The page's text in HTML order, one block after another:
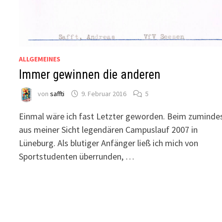
ALLGEMEINES
Immer gewinnen die anderen
vonsaffti 9. Februar 2016 5
Einmal wäre ich fast Letzter geworden. Beim
aus meiner Sicht legendären Campuslauf 2007 in
Lüneburg. Als blutiger Anfänger ließ ich mich von
Sportstudenten überrunden, …